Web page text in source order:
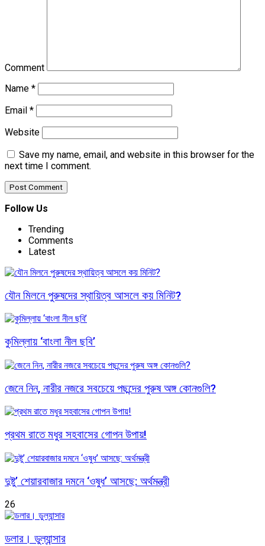
Comment
Name *
Email *
Website
Save my name, email, and website in this browser for the
next time I comment.
Follow Us
Trending
Comments
Latest
যৌন মিলনে পুরুষদের স্থায়িত্ব আসলে কয় মিনিট?
কুমিল্লায় ‘বাংলা নীল ছবি’
জেনে নিন, নারীর নজরে সবচেয়ে পছন্দের পুরুষ অঙ্গ কোনগুলি?
প্রথম রাতে মধুর সহবাসের গোপন উপায়!
দুষ্টু’ শেয়ারবাজার দমনে ‘ওষুধ’ আসছে: অর্থমন্ত্রী
26
ডলার। ডুল্যান্সার